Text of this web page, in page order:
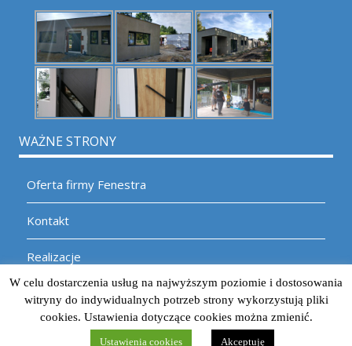
WAŻNE STRONY
Oferta firmy Fenestra
Kontakt
Realizacje
Mapa strony
Copyright 2026 Fenestra
W celu dostarczenia usług na najwyższym poziomie i dostosowania
witryny do indywidualnych potrzeb strony wykorzystują pliki
cookies. Ustawienia dotyczące cookies można zmienić.
Ustawienia cookies Akceptuję